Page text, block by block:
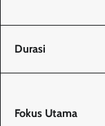
Durasi
Fokus Utama